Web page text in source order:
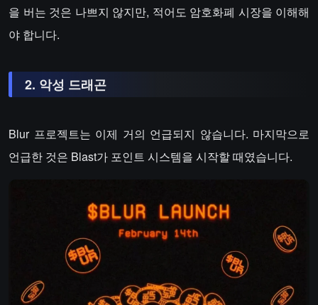
을 버는 것은 나쁘지 않지만, 적어도 암호화폐 시장을 이해해
야 합니다.
2. 악성 드래곤
Blur 프로젝트는 이제 거의 언급되지 않습니다. 마지막으로
언급한 것은 Blast가 포인트 시스템을 시작할 때였습니다.